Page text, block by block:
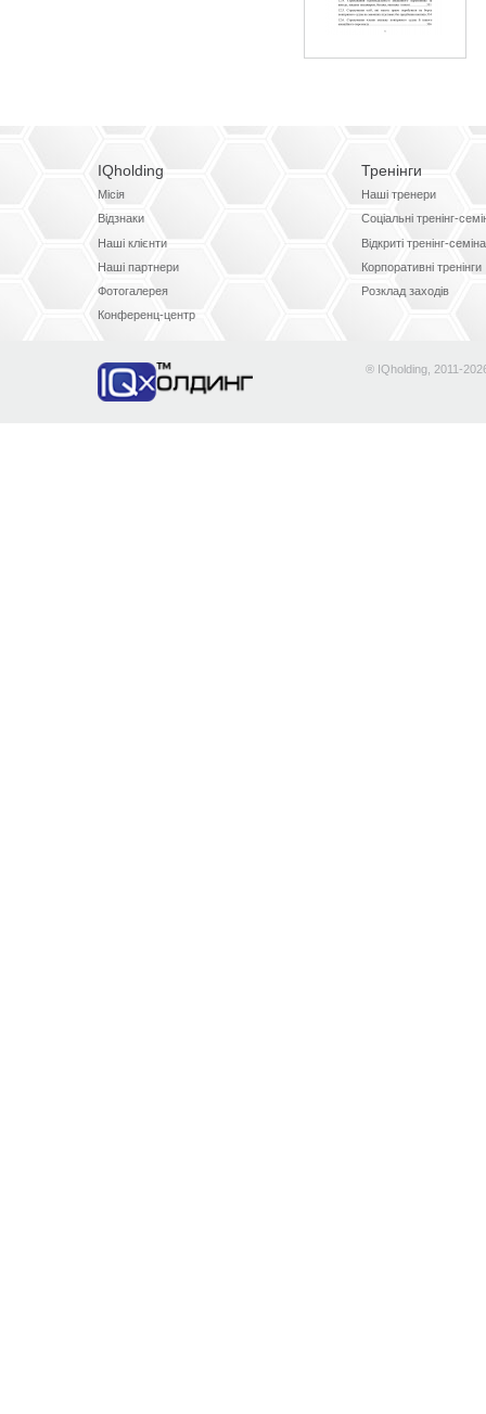
IQholding
Місія
Відзнаки
Наші клієнти
Наші партнери
Фотогалерея
Конференц-центр
Тренінги
Наші тренери
Соціальні тренінг-
Відкриті тренінг-
Корпоративні тренінги
Розклад заходів
® IQholding, 2011-